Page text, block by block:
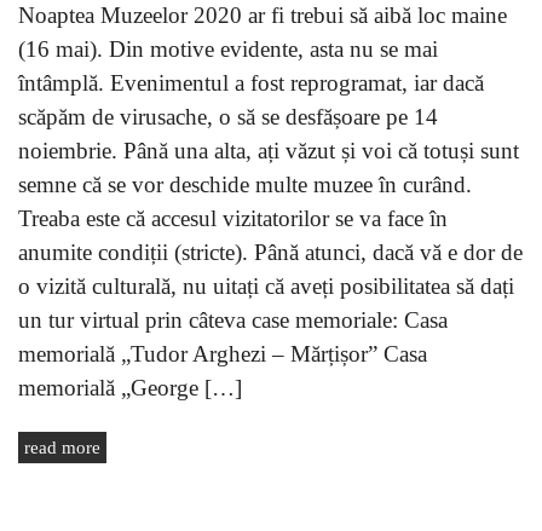
Noaptea Muzeelor 2020 ar fi trebui să aibă loc maine
(16 mai). Din motive evidente, asta nu se mai
întâmplă. Evenimentul a fost reprogramat, iar dacă
scăpăm de virusache, o să se desfășoare pe 14
noiembrie. Până una alta, ați văzut și voi că totuși sunt
semne că se vor deschide multe muzee în curând.
Treaba este că accesul vizitatorilor se va face în
anumite condiții (stricte). Până atunci, dacă vă e dor de
o vizită culturală, nu uitați că aveți posibilitatea să dați
un tur virtual prin câteva case memoriale: Casa
memorială „Tudor Arghezi – Mărțișor” Casa
memorială „George […]
read more